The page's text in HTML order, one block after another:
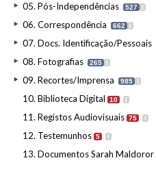
05. Pós-Independências 527 I
06. Correspondência 662 I
07. Docs. Identificação/Pessoais
08. Fotografias 265 I
09. Recortes/Imprensa 985 I
10. Biblioteca Digital 10 I
11. Registos Audiovisuais 75 I
12. Testemunhos 5 I
13. Documentos Sarah Maldoror